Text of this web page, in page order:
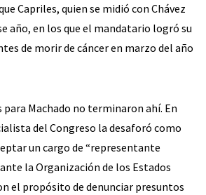
Capriles, quien se midió con Chávez
año, en los que el mandatario logró su
de morir de cáncer en marzo del año
Machado no terminaron ahí. En
del Congreso la desaforó como
un cargo de “representante
la Organización de los Estados
el propósito de denunciar presuntos